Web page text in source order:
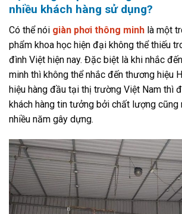
nhiều khách hàng sử dụng?
Có thể nói giàn phơi thông minh là một
phẩm khoa học hiện đại không thể thiếu
đình Việt hiện nay. Đặc biệt là khi nhắc
minh thì không thể nhắc đến thương hiệu
hiệu hàng đầu tại thị trường Việt Nam thì
khách hàng tin tưởng bởi chất lượng
nhiều năm gây dựng.